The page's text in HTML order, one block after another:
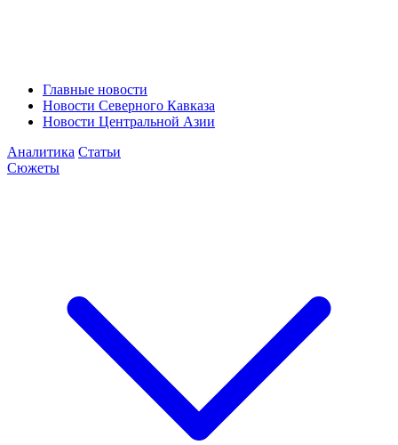
Главные новости
Новости Северного Кавказа
Новости Центральной Азии
Аналитика Статьи
Сюжеты